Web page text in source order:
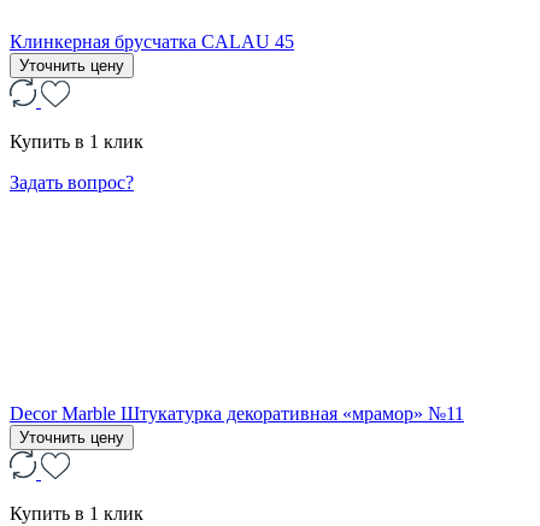
Клинкерная брусчатка CALAU 45
Уточнить цену
Купить в 1 клик
Задать вопрос?
Decor Marble Штукатурка декоративная «мрамор» №11
Уточнить цену
Купить в 1 клик